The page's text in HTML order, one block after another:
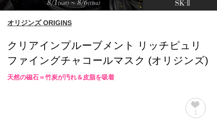
オリジンズ ORIGINS
クリアインプルーブメント リッチピュリ
ファイングチャコールマスク (オリジンズ)
天然の磁石＝竹炭が汚れ＆皮脂を吸着
1